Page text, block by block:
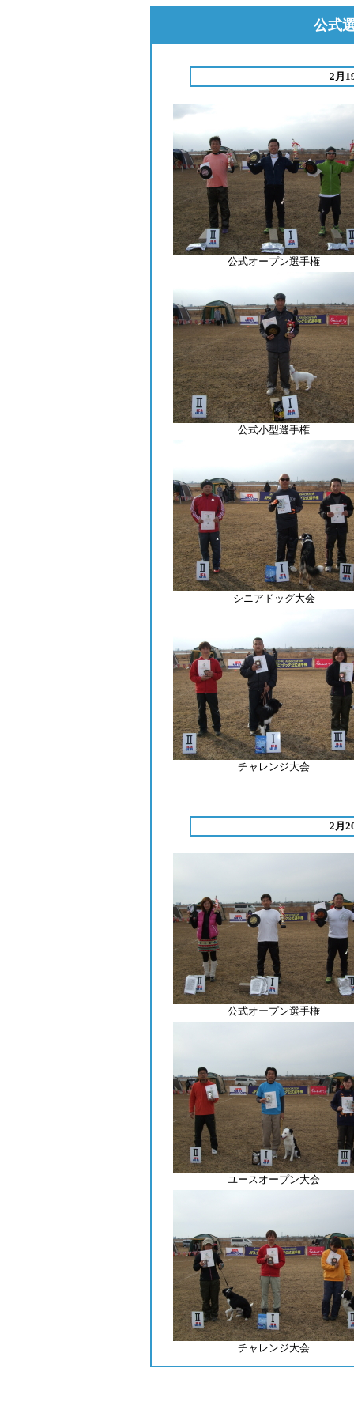
公式
2月
公式オープン選手権
公式小型選手権
シニアドッグ大会
チャレンジ大会
2月
公式オープン選手権
ユースオープン大会
チャレンジ大会